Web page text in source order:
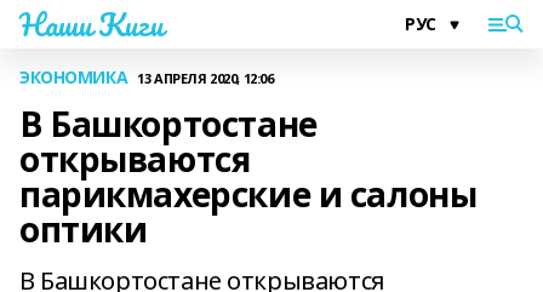
Наши Киги
ЭКОНОМИКА 13 АПРЕЛЯ 2020, 12:06
В Башкортостане
открываются
парикмахерские и салоны
оптики
В Башкортостане открываются